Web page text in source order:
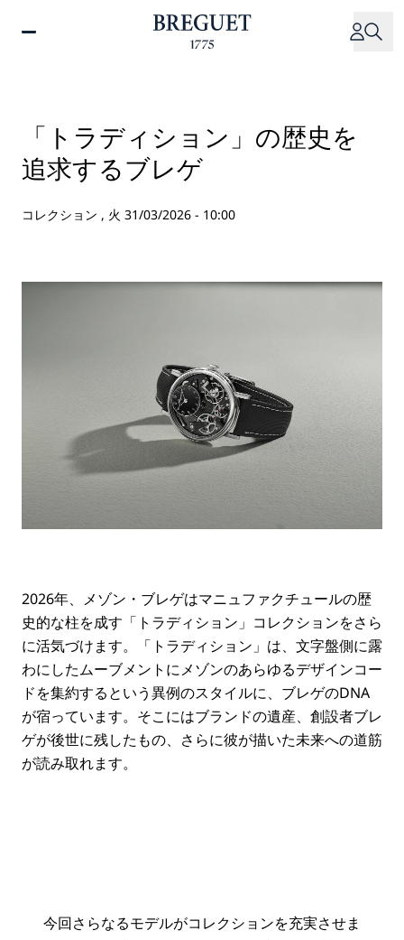
「トラディション」の歴史を
追求するブレゲ
コレクション , 火 31/03/2026 - 10:00
2026年、メゾン・ブレゲはマニュファクチュールの歴
史的な柱を成す「トラディション」コレクションをさら
に活気づけます。「トラディション」は、文字盤側に露
わにしたムーブメントにメゾンのあらゆるデザインコー
ドを集約するという異例のスタイルに、ブレゲのDNA
が宿っています。そこにはブランドの遺産、創設者ブレ
ゲが後世に残したもの、さらに彼が描いた未来への道筋
が読み取れます。
今回さらなるモデルがコレクションを充実させま